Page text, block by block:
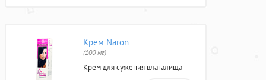
Крем Naron
(100 мг)
Крем для сужения влагалища